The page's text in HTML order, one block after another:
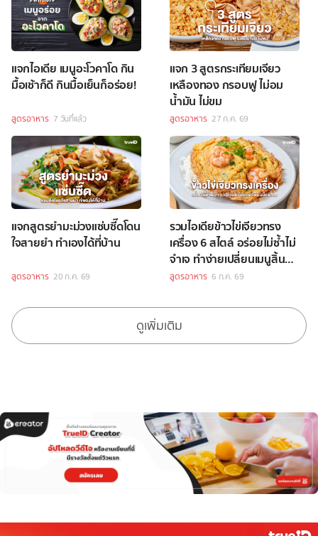
แจกไอเดีย เมนูอะโวคาโด กิน
มื้อเช้าก็ดี กินมื้อเย็นก็อร่อย!
สูตรอาหาร 7 วันที่แล้ว
แจก 3 สูตรกระเทียมเจียว
เหลืองทอง กรอบฟู ไม่อม
น้ำมัน ไม่ขม
สูตรอาหาร 27 ก.ค. 69
แจกสูตรยำมะม่วงแซ่บซี๊ดโดน
ใจสายยำ ทำเองได้ที่บ้าน
สูตรอาหาร 20 ก.ค. 69
รวมไอเดียข้าวไข่เจียวทรง
เครื่อง 6 สไตล์ อร่อยไม่ซ้ำไม่
จำเจ ทำง่ายเปลี่ยนเมนูสิ้นคิด
ให้เป็นมื้อพิเศษ
สูตรอาหาร 6 ก.ค. 69
ดูเพิ่มเติม